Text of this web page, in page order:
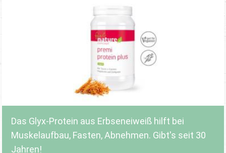
Das Glyx-Protein aus Erbseneiweiß hilft bei
Muskelaufbau, Fasten, Abnehmen. Gibt's seit 30
Jahren!